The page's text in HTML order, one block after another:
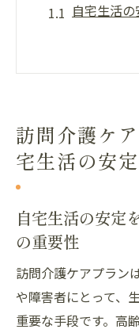
自宅生活
高齢者の
役割
訪問介護ケ
訪問介護
訪問介護ケ
個別支援が鍵
ル提案
個別支援
訪問介護ケ
宅生活の安
自宅生活の安定
の重要性
訪問介護ケアプラン
や障害者にとって、
重要な手段です。高